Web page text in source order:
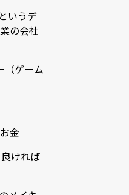
いうデ
の会社
（ゲーム
金
ければ